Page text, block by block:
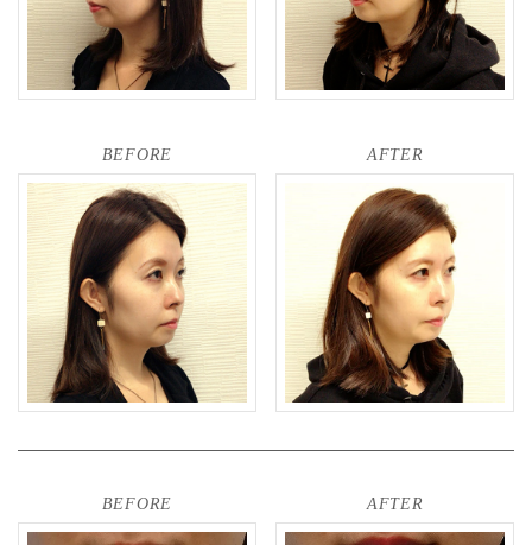
BEFORE AFTER
BEFORE AFTER